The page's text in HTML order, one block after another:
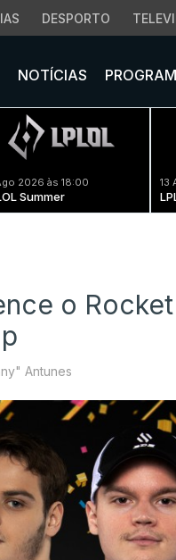
DESPORTO
NOTÍCIAS
2026 às 18:00
Summer
13
o
Antunes